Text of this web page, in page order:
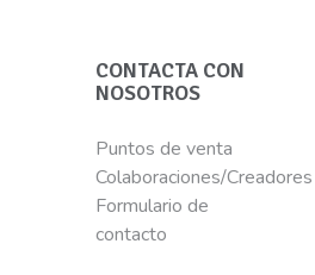
CONTACTA CON
NOSOTROS
Puntos de venta
Colaboraciones/Creadores
Formulario de
contacto